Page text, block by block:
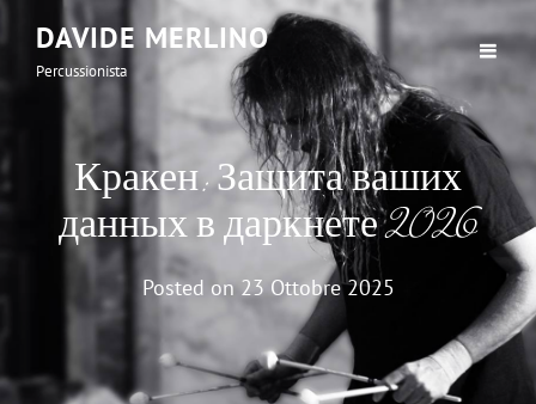
DAVIDE MERLINO
Percussionista
Кракен: Защита ваших
данных в даркнете 2026
Posted on23 Ottobre 2025